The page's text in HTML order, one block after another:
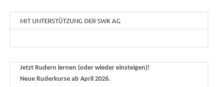
MIT UNTERSTÜTZUNG DER SWK AG
Jetzt Rudern lernen (oder wieder einsteigen)!
Neue Ruderkurse ab April 2026.